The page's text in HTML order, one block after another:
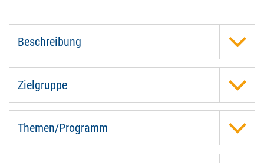
Beschreibung
Zielgruppe
Themen/Programm